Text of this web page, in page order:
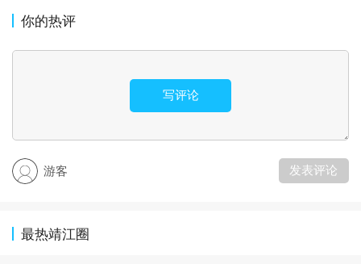
你的热评
写评论
游客 发表评论
最热靖江圈